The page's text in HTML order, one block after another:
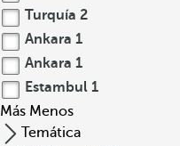
Turquía 2
Ankara 1
Ankara 1
Estambul 1
Más Menos
Temática